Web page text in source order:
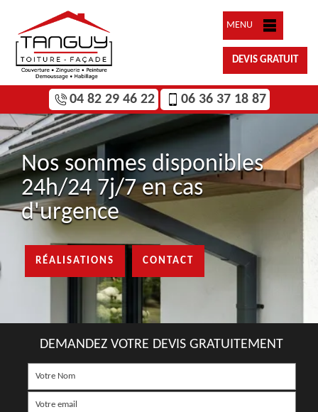
MENU
DEVIS GRATUIT
04 82 29 46 22 06 36 37 18 87
Nos sommes disponibles
24h/24 7j/7 en cas
d'urgence
RÉALISATIONS CONTACT
DEMANDEZ VOTRE DEVIS GRATUITEMENT